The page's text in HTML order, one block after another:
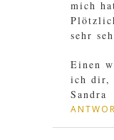
mich
sehr
Einen
ich dir,
Sandra